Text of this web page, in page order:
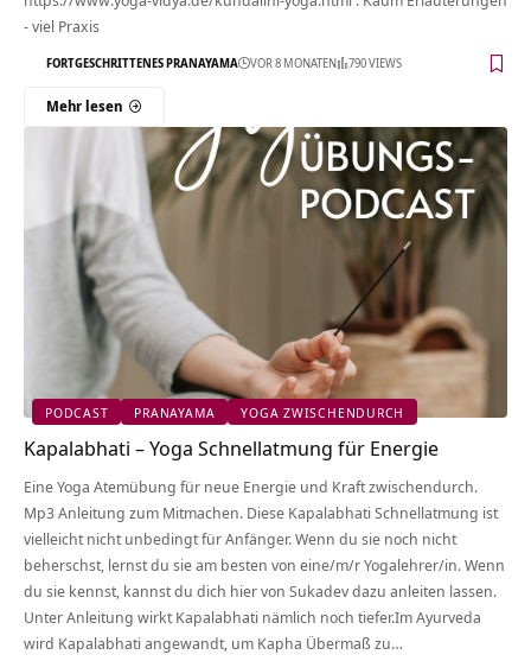
- viel Praxis
FORTGESCHRITTENES PRANAYAMA VOR 8 MONATEN 790 VIEWS
Mehr lesen
PODCAST PRANAYAMA YOGA ZWISCHENDURCH
Kapalabhati – Yoga Schnellatmung für Energie
Eine Yoga Atemübung für neue Energie und Kraft zwischendurch.
Mp3 Anleitung zum Mitmachen. Diese Kapalabhati Schnellatmung ist
vielleicht nicht unbedingt für Anfänger. Wenn du sie noch nicht
beherschst, lernst du sie am besten von eine/m/r Yogalehrer/in. Wenn
du sie kennst, kannst du dich hier von Sukadev dazu anleiten lassen.
Unter Anleitung wirkt Kapalabhati nämlich noch tiefer.Im Ayurveda
wird Kapalabhati angewandt, um Kapha Übermaß zu…